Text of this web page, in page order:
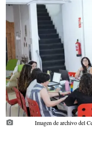
photo_camera
Imagen de archivo del